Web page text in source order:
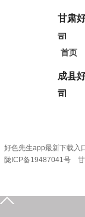
甘肃
司
地 址
电 话
首页
成县
司
好色先生app最新下载
陇ICP备19487041号